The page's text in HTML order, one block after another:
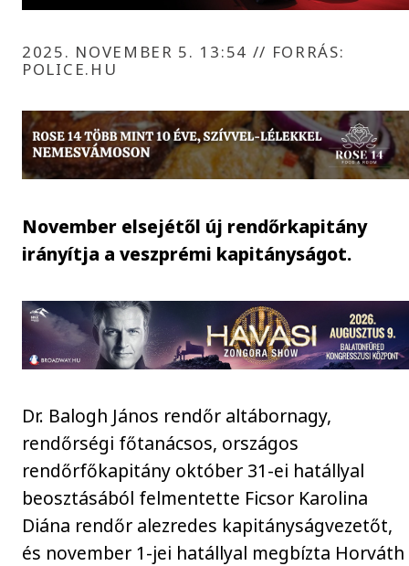
2025. NOVEMBER 5. 13:54 // FORRÁS:
POLICE.HU
November elsejétől új rendőrkapitány
irányítja a veszprémi kapitányságot.
Dr. Balogh János rendőr altábornagy,
rendőrségi főtanácsos, országos
rendőrfőkapitány október 31-ei hatállyal
beosztásából felmentette Ficsor Karolina
Diána rendőr alezredes kapitányságvezetőt,
és november 1-jei hatállyal megbízta Horváth